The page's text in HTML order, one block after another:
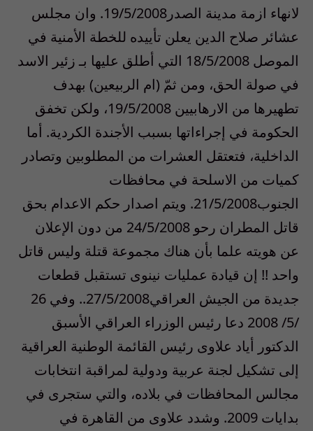
لانهاء ازمة مدينة الصدر19/5/2008. وان مجلس
عشائر صلاح الدين يعلن تأييده للخطة الأمنية في
الموصل 18/5/2008 التي أطلق عليها بـ زئير الاسد
في صولة الحق، ومن ثمّ (ام الربيعين) بهدف
تطهيرها من الارهابيين 19/5/2008، ولكن تخفق
الحكومة في إجراءاتها بسبب الأجندة الكردية. أما
الداخلية، فتعتقل العشرات من المطلوبين وتصادر
كميات من الاسلحة في محافظات
الجنوب21/5/2008. ويتم اصدار حكم الاعدام بحق
قاتل المطران رحو 24/5/2008 من دون الإعلان
عن هويته علما بأن هناك مجموعة قتلة وليس قاتل
واحد !! إن قيادة عمليات نينوى تستقبل قطعات
جديدة من الجيش العراقي27/5/2008.. وفي 26
/5/ 2008 دعا رئيس الوزراء العراقي الأسبق
الدكتور أياد علاوى رئيس القائمة الوطنية العراقية
إلى تشكيل لجنة عربية ودولية لمراقبة انتخابات
مجالس المحافظات في بلاده، والتي ستجرى في
بدايات 2009. وشدد علاوى من القاهرة في